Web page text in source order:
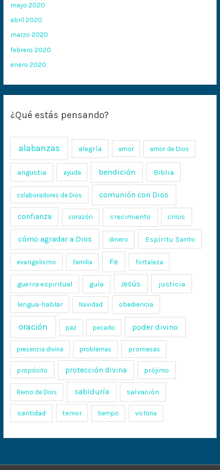
mayo 2020
abril 2020
marzo 2020
febrero 2020
enero 2020
¿Qué estás pensando?
alabanzas alegría amor amor de Dios
angustia ayuda bendición Biblia
colaboradores de Dios comunión con Dios
confianza corazón crecimiento crisis
cómo agradar a Dios dinero Espíritu Santo
evangelismo familia Fe fortaleza
guerra espiritual guía Jesús justicia
lengua-hablar Navidad obediencia
oración paz pecado poder divino
presencia divina problemas promesas
propósito protección divina prójimo
Reino de Dios sabiduría salvación
santidad temor tiempo victoria